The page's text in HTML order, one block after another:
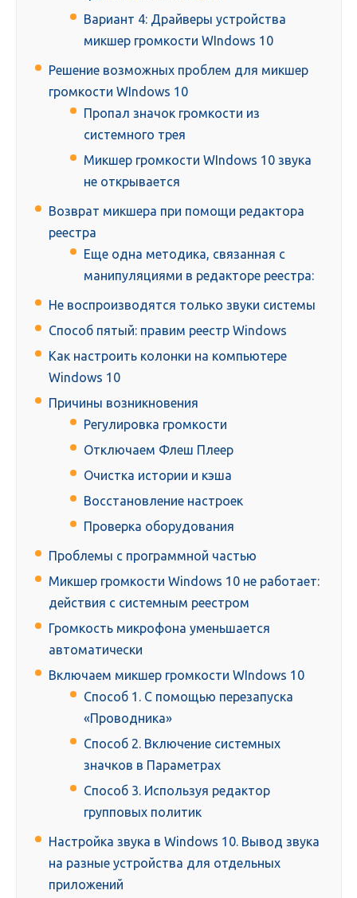
Вариант 4: Драйверы устройства
микшер громкости WIndows 10
Решение возможных проблем для микшер
громкости WIndows 10
Пропал значок громкости из
системного трея
Микшер громкости WIndows 10 звука
не открывается
Возврат микшера при помощи редактора
реестра
Еще одна методика, связанная с
манипуляциями в редакторе реестра:
Не воспроизводятся только звуки системы
Способ пятый: правим реестр Windows
Как настроить колонки на компьютере
Windows 10
Причины возникновения
Регулировка громкости
Отключаем Флеш Плеер
Очистка истории и кэша
Восстановление настроек
Проверка оборудования
Проблемы с программной частью
Микшер громкости Windows 10 не работает:
действия с системным реестром
Громкость микрофона уменьшается
автоматически
Включаем микшер громкости WIndows 10
Способ 1. С помощью перезапуска
«Проводника»
Способ 2. Включение системных
значков в Параметрах
Способ 3. Используя редактор
групповых политик
Настройка звука в Windows 10. Вывод звука
на разные устройства для отдельных
приложений